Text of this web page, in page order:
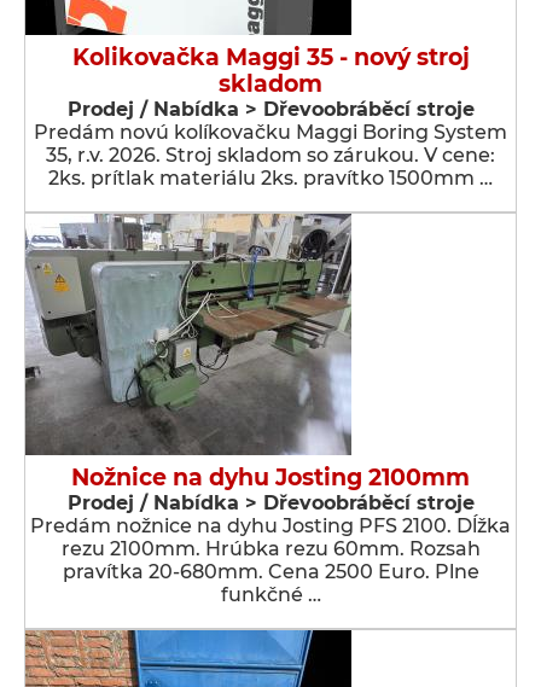
Kolikovačka Maggi 35 - nový stroj
skladom
Prodej / Nabídka > Dřevoobráběcí stroje
Predám novú kolíkovačku Maggi Boring System
35, r.v. 2026. Stroj skladom so zárukou. V cene:
2ks. prítlak materiálu 2ks. pravítko 1500mm …
Nožnice na dyhu Josting 2100mm
Prodej / Nabídka > Dřevoobráběcí stroje
Predám nožnice na dyhu Josting PFS 2100. Dĺžka
rezu 2100mm. Hrúbka rezu 60mm. Rozsah
pravítka 20-680mm. Cena 2500 Euro. Plne
funkčné …